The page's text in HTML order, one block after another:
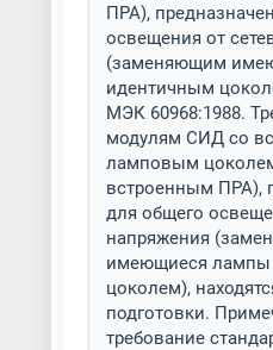
ПРА),
освещения от
(заменяющим
идентичным
МЭК 60968:1988.
модулям СИД со
ламповым
встроенным ПРА),
для общего
напряжения
имеющиеся лампы
цоколем),
подготовки.
требование